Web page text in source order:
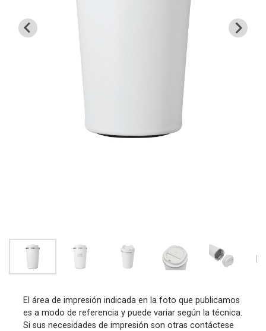
El área de impresión indicada en la foto que publicamos
es a modo de referencia y puede variar según la técnica.
Si sus necesidades de impresión son otras contáctese